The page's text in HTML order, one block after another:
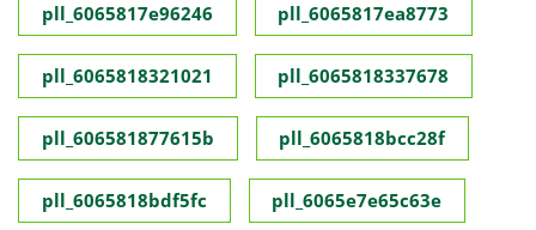
pll_6065817e96246 pll_6065817ea8773
pll_6065818321021 pll_6065818337678
pll_606581877615b pll_6065818bcc28f
pll_6065818bdf5fc pll_6065e7e65c63e